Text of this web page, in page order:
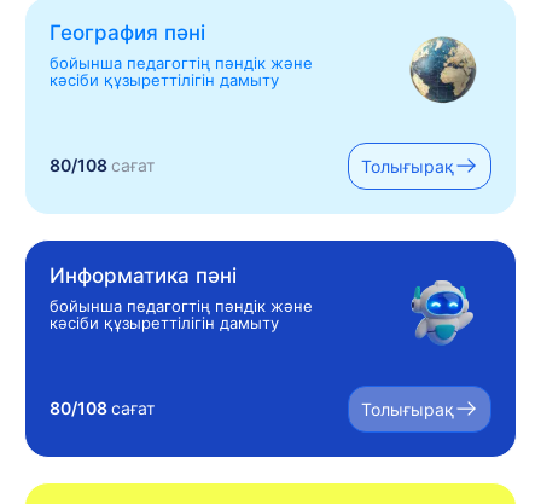
География пәні
бойынша педагогтің пәндік және
кәсіби құзыреттілігін дамыту
80/108сағат Толығырақ
Информатика пәні
бойынша педагогтің пәндік және
кәсіби құзыреттілігін дамыту
80/108сағат Толығырақ